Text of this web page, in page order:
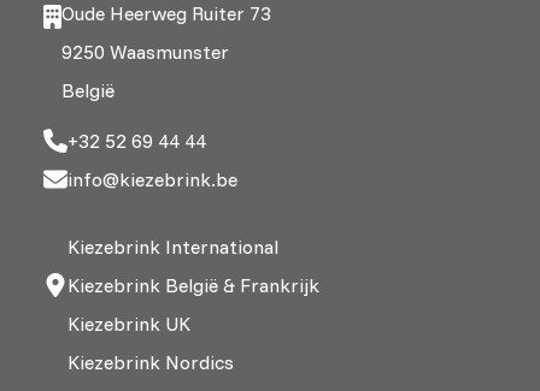
Oude Heerweg Ruiter 73
9250 Waasmunster
België
+32 52 69 44 44
info@kiezebrink.be
Kiezebrink International
Kiezebrink België & Frankrijk
Kiezebrink UK
Kiezebrink Nordics